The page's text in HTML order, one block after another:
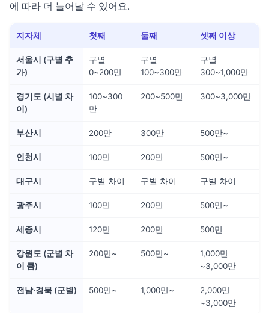
에 따라 더 늘어날 수 있어요.
지자체 첫째 둘째 셋째 이상
서울시 (구별 추
가)
구별
0~200만
구별
100~300만
구별
300~1,000만
경기도 (시별 차
이)
100~300
만
200~500만 300~3,000만
부산시 200만 300만 500만~
인천시 100만 200만 500만~
대구시 구별 차이 구별 차이 구별 차이
광주시 100만 200만 500만~
세종시 120만 200만 500만
강원도 (군별 차
이 큼)
200만~ 500만~
1,000만
~3,000만
전남·경북 (군별) 500만~ 1,000만~
2,000만
~3,000만